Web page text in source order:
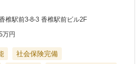
椎駅前3-8-3 香椎駅前ビル2F
万円
社会保険完備